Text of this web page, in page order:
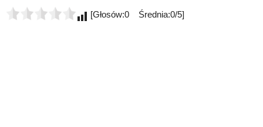
[Głosów:0 Średnia:0/5]